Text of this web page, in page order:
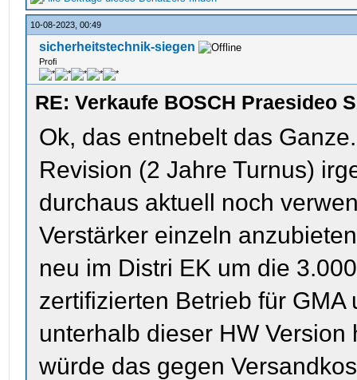
10-08-2023, 00:49
sicherheitstechnik-siegen
Profi
RE: Verkaufe BOSCH Praesideo
Ok, das entnebelt das
Revision (2 Jahre Turnus)
durchaus aktuell noch
Verstärker einzeln
neu im Distri EK um die
zertifizierten Betrieb für
unterhalb dieser HW
würde das gegen